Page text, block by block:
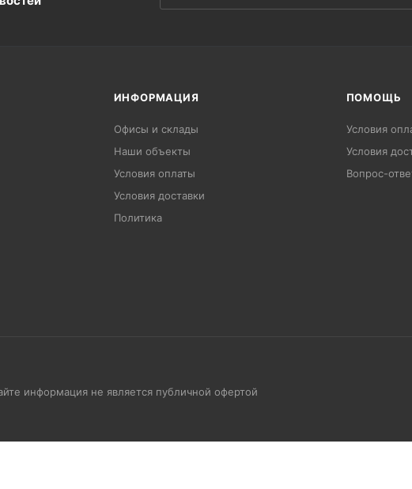
ИНФОРМАЦИЯ
Офисы и склады
Наши объекты
Условия оплаты
Условия доставки
Политика
ПОМОЩЬ
Условия
Условия
Вопрос-
информация не является публичной офертой